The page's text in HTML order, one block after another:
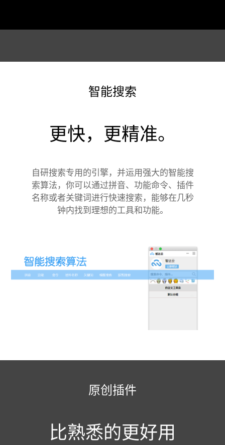
智能搜索
更快，更精准。
自研搜索专用的引擎，并运用强大的智能搜
索算法，你可以通过拼音、功能命令、插件
名称或者关键词进行快速搜索，能够在几秒
钟内找到理想的工具和功能。
原创插件
比熟悉的更好用